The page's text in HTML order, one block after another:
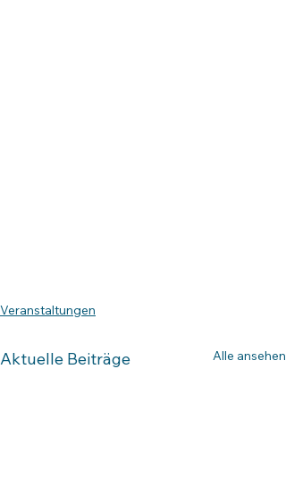
Veranstaltungen
Aktuelle Beiträge Alle ansehen